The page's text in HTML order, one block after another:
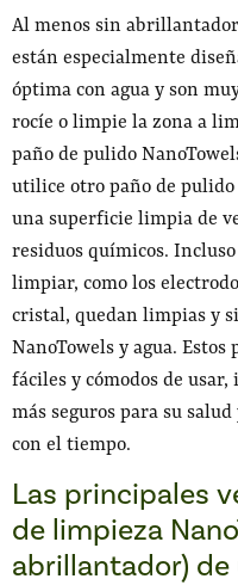
Al menos sin
están especialmente
óptima con agua y son
rocíe o limpie la zona a
paño de pulido
utilice otro paño de pulido
una superficie limpia de
residuos químicos.
limpiar, como los
cristal, quedan limpias y
NanoTowels y agua.
fáciles y cómodos de
más seguros para su
con el tiempo.
Las principales
de limpieza
abrillantador) de